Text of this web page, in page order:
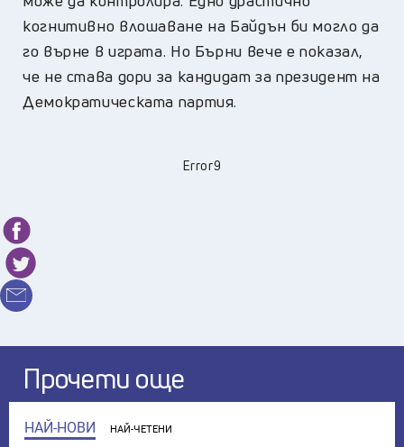
когнитивно влошаване на Байдън би могло да
го върне в играта. Но Бърни вече е показал,
че не става дори за кандидат за президент на
Демократическата партия.
Error9
Прочети още
НАЙ-НОВИ НАЙ-ЧЕТЕНИ